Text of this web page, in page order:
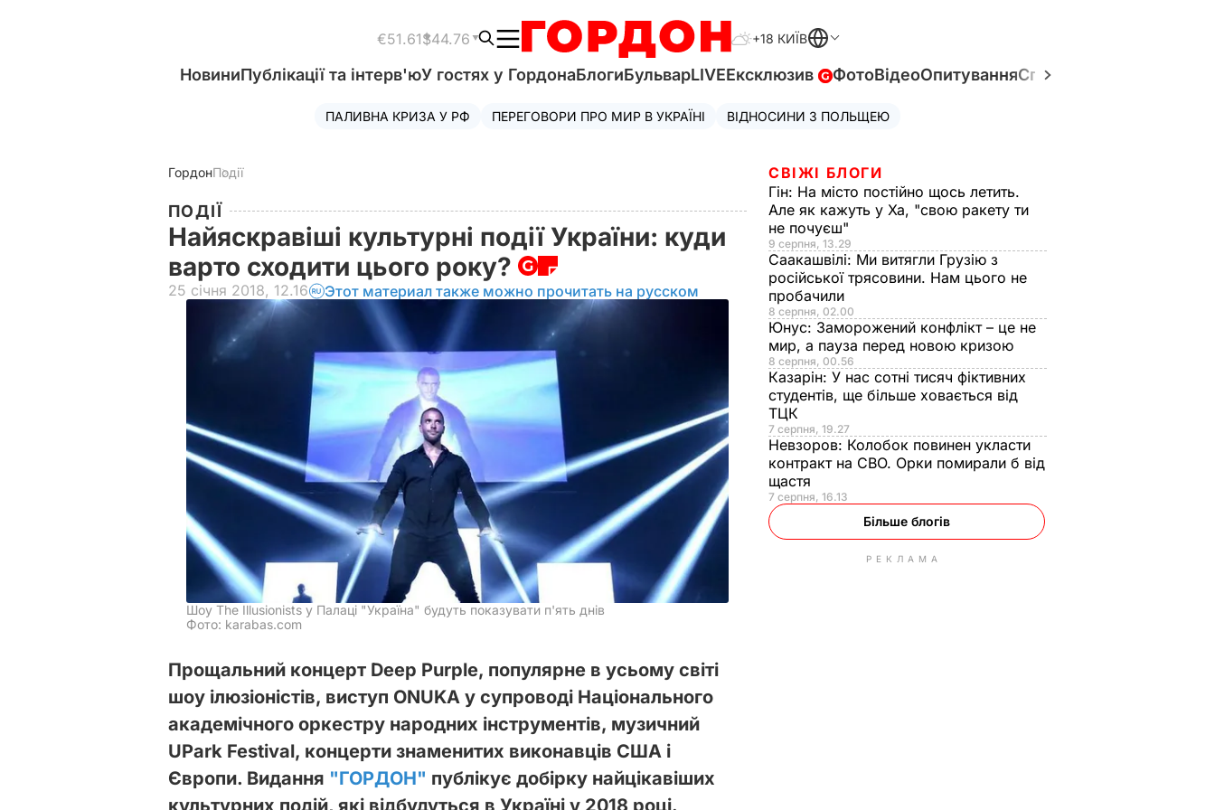
€51.61$44.76 +18 КИЇВ
НовиниПублікації та інтерв'юУ гостях у ГордонаБлогиБульварLIVEЕксклюзив ФотоВідеоОпитуванняСпецпроєкти
ПАЛИВНА КРИЗА У РФ ПЕРЕГОВОРИ ПРО МИР В УКРАЇНІ ВІДНОСИНИ З ПОЛЬЩЕЮ
ГордонПодії
ПОДІЇ
Найяскравіші культурні події України: куди
варто сходити цього року?
25 січня 2018, 12.16 Этот материал также можно прочитать на русском
Шоу The Illusionists у Палаці "Україна" будуть показувати п'ять днів
Фото: karabas.com
Прощальний концерт Deep Purple, популярне в усьому світі
шоу ілюзіоністів, виступ ONUKA у супроводі Національного
академічного оркестру народних інструментів, музичний
UPark Festival, концерти знаменитих виконавців США і
Європи. Видання "ГОРДОН" публікує добірку найцікавіших
культурних подій, які відбудуться в Україні у 2018 році.
СВІЖІ БЛОГИ
Гін: На місто постійно щось летить.
Але як кажуть у Ха, "свою ракету ти
не почуєш"
9 серпня, 13.29
Саакашвілі: Ми витягли Грузію з
російської трясовини. Нам цього не
пробачили
8 серпня, 02.00
Юнус: Заморожений конфлікт – це не
мир, а пауза перед новою кризою
8 серпня, 00.56
Казарін: У нас сотні тисяч фіктивних
студентів, ще більше ховається від
ТЦК
7 серпня, 19.27
Невзоров: Колобок повинен укласти
контракт на СВО. Орки помирали б від
щастя
7 серпня, 16.13
Більше блогів
РЕКЛАМА